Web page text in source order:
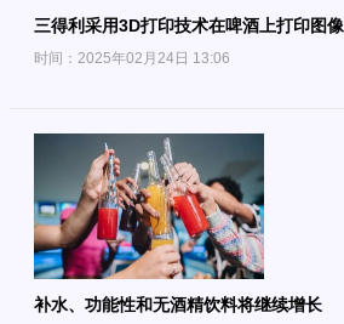
三得利采用3D打印技术在啤酒上打印图像
时间：2025年02月24日 13:06
补水、功能性和无酒精饮料将继续增长